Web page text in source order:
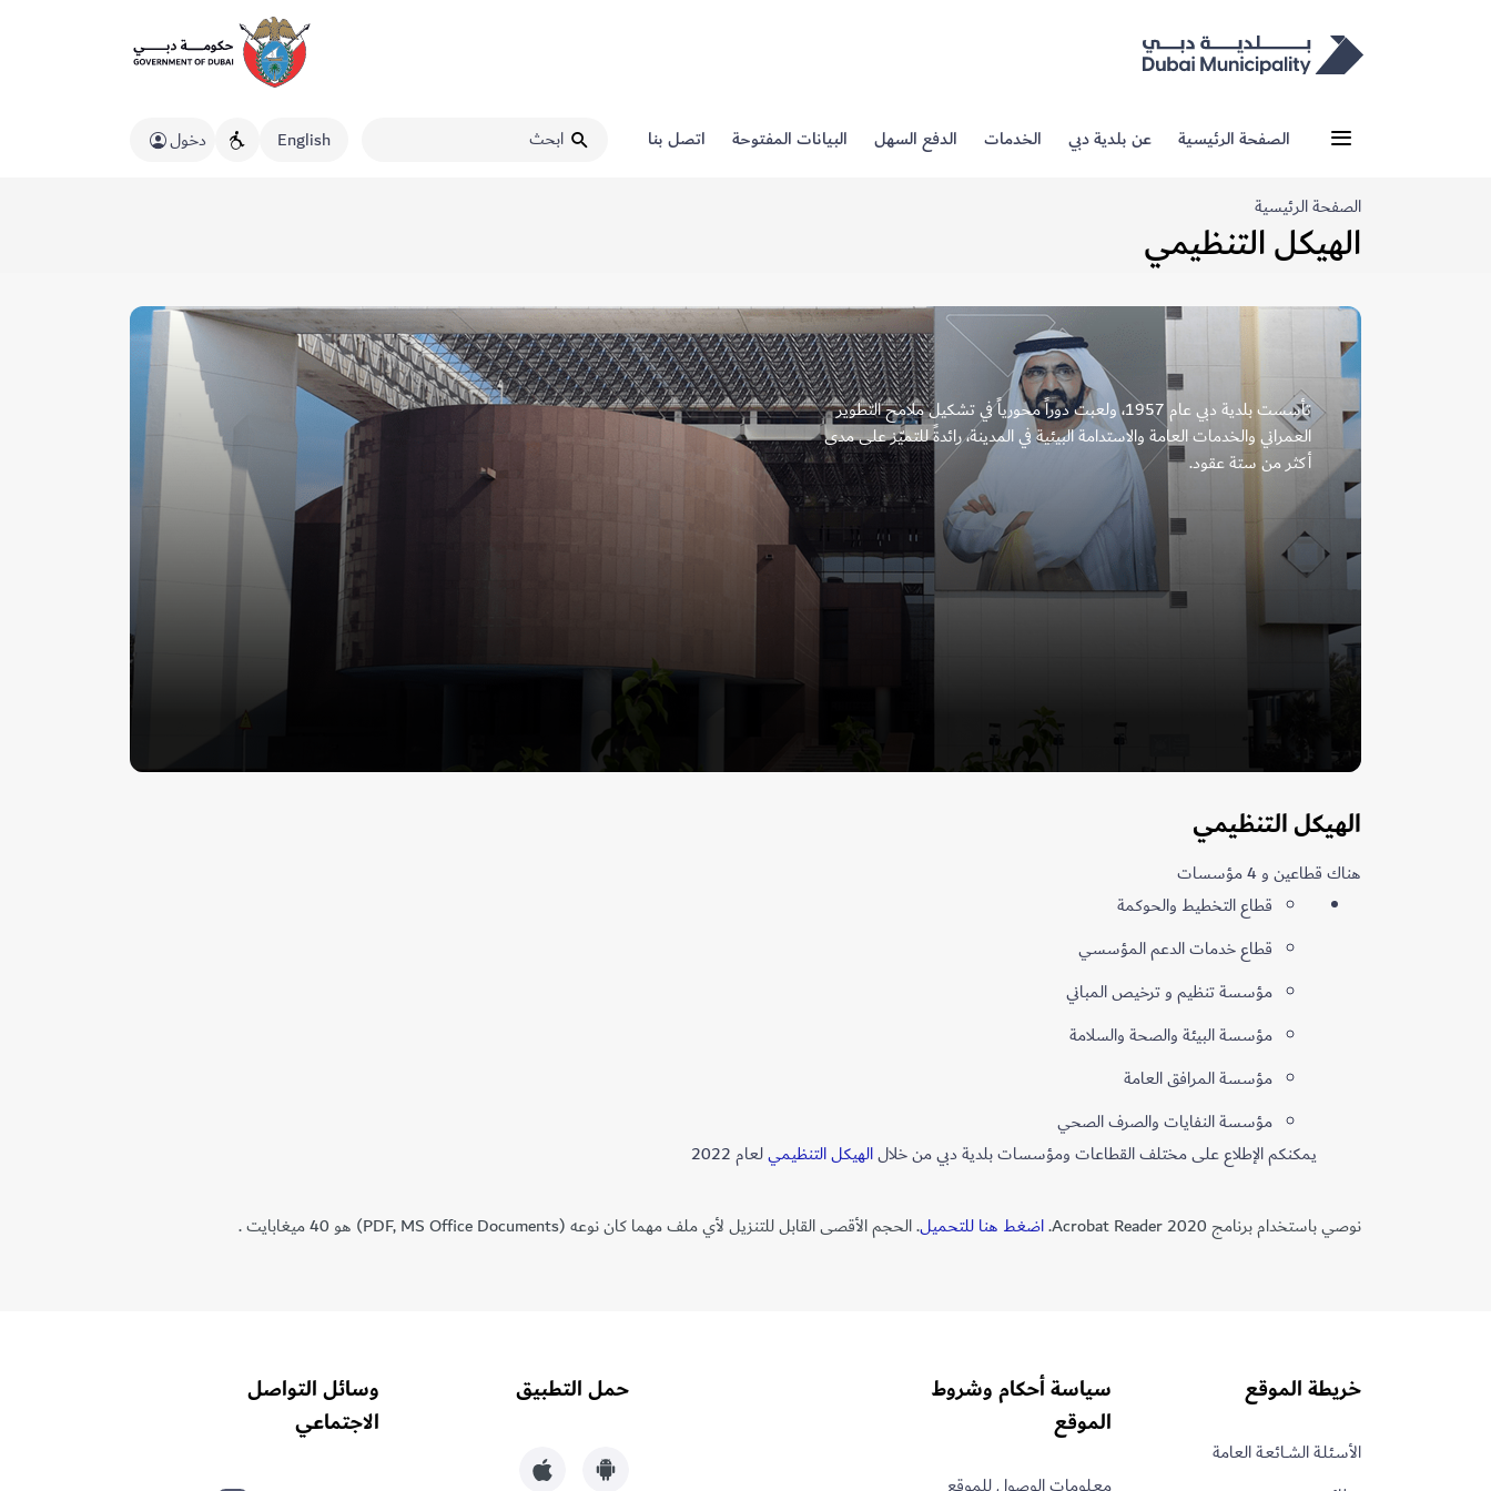
الصفحة الرئيسية عن بلدية دبي الخدمات الدفع السهل البيانات المفتوحة اتصل بنا English دخول
الصفحة الرئيسية
الهيكل​ ​التنظيمي
تأسست بلدية دبي عام 1957، ولعبت دوراً محورياً في تشكيل ملامح التطوير
العمراني والخدمات العامة والاستدامة البيئية في المدينة، رائدةً للتميّز على مدى
أكثر من ستة عقود.
الهيكل​ ​التنظيمي
هناك قطاعين و 4 مؤسسات
قطاع التخطيط والحوكمة
قطاع خدمات الدعم المؤسسي
مؤسسة تنظيم و ترخيص المباني
مؤسسة البيئة والصحة والسلامة
​مؤسسة المرافق العامة
مؤسسة النفايات والصرف الصحي
يمكنكم الإطلاع على مختلف القطاعات ومؤسسات بلدية دبي من خلالالهيكل​ ​التنظيمي​​لعام 2022
نوصي باستخدام برنامج Acrobat Reader 2020. اضغط هنا للتحميل. الحجم الأقصى القابل للتنزيل لأي ملف مهما كان نوعه (PDF, MS Office Documents) هو 40 ميغابايت .
خريطة الموقع
الأسـئلـة الشــائعـة العامة
سياسة أحكام وشروط
الموقع
حمل التطبيق
وسائل التواصل
الاجتماعي